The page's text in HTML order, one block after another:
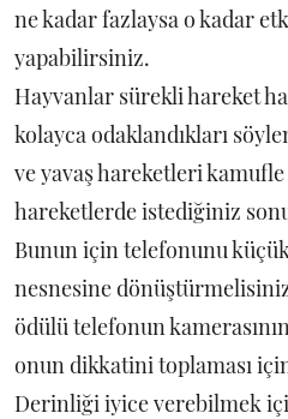
ne kadar fazlaysa o kadar
yapabilirsiniz.
Hayvanlar sürekli hareket
kolayca odaklandıkları
ve yavaş hareketleri kamufle
hareketlerde istediğiniz
Bunun için telefonunu
nesnesine
ödülü telefonun
onun dikkatini toplaması
Derinliği iyice verebilmek